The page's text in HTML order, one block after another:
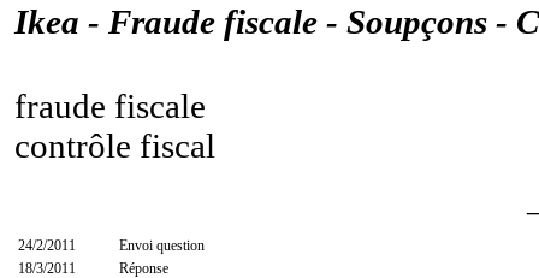
Ikea - Fraude fiscale - Soupçons -
fraude fiscale
contrôle fiscal
24/2/2011
Envoi question
18/3/2011
Réponse